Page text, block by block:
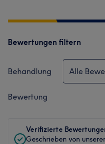
Bewertungen filtern
Behandlung Alle
Bewertung
Verifizierte
Geschrieben von